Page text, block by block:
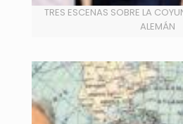
TRES ESCENAS SOBRE LA
ALEMÁN